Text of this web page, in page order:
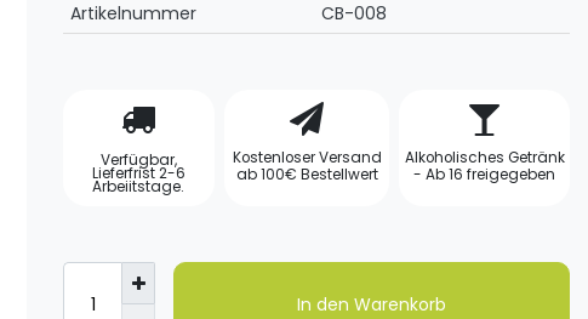
Artikelnummer
CB-008
Verfügbar,
Lieferfrist 2-6
Arbeiitstage.
Kostenloser Versand
ab 100€ Bestellwert
Alkoholisches Getränk
- Ab 16 freigegeben
In den Warenkorb